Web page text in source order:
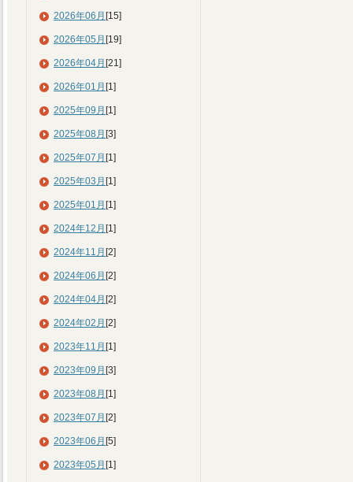
2026年06月 [15]
2026年05月 [19]
2026年04月 [21]
2026年01月 [1]
2025年09月 [1]
2025年08月 [3]
2025年07月 [1]
2025年03月 [1]
2025年01月 [1]
2024年12月 [1]
2024年11月 [2]
2024年06月 [2]
2024年04月 [2]
2024年02月 [2]
2023年11月 [1]
2023年09月 [3]
2023年08月 [1]
2023年07月 [2]
2023年06月 [5]
2023年05月 [1]